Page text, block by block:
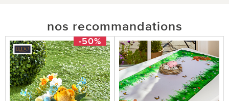
nos recommandations
-50%